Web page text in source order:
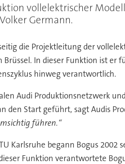
vollelektrischer
Germann.
die Projektleitung der
In dieser Funktion ist
hinweg verantwortlich.
Audi Produktionsnetzwerk
den Start geführt, sagt Audis
führen.“
Karlsruhe begann Bogus
Funktion verantwortete